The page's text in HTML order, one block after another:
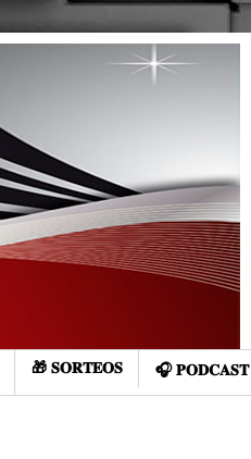
🎁 𝐒𝐎𝐑𝐓𝐄𝐎𝐒 🎧 𝐏𝐎𝐃𝐂𝐀𝐒𝐓